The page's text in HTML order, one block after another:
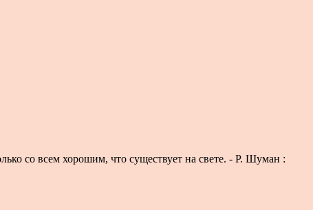
со всем хорошим, что существует на свете. - Р. Шуман :